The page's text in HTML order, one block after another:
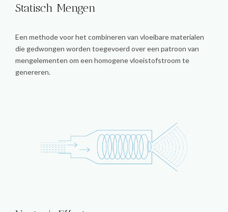
Statisch Mengen
Een methode voor het combineren van vloeibare materialen
die gedwongen worden toegevoerd over een patroon van
mengelementen om een homogene vloeistofstroom te
genereren.